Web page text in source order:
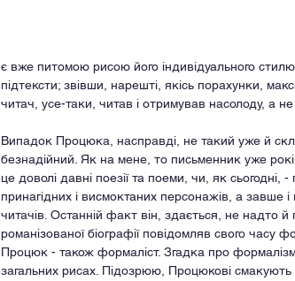
є вже питомою рисою його індивідуального
підтексти; звівши, нарешті, якісь порахунки,
читач, усе-таки, читав і отримував насолоду, а
Випадок Процюка, насправді, не такий уже й
безнадійний. Як на мене, то письменник уже
це доволі давні поезії та поеми, чи, як
принагідних і висмоктаних персонажів, а завше
читачів. Останній факт він, здається, не надто
романізованої біографії повідомляв свого
Процюк - також формаліст. Згадка про
загальних рисах. Підозрюю, Процюкові смакують